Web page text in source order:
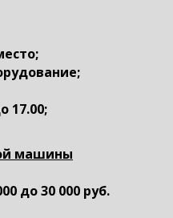
17.00;
машины
до 30 000 руб.